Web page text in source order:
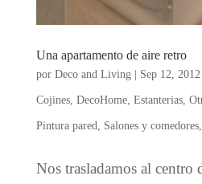
Una apartamento de aire retro
por Deco and Living| Sep 12, 2012
Cojines, DecoHome, Estanterias,
Pintura pared, Salones y comedores,
Nos trasladamos al centro